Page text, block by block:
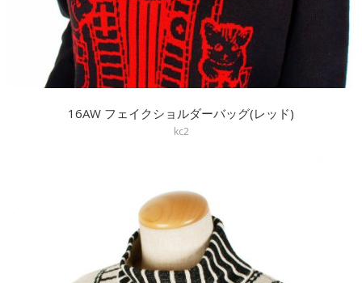
16AW フェイクショルダーバッグ(レッド)
kc2